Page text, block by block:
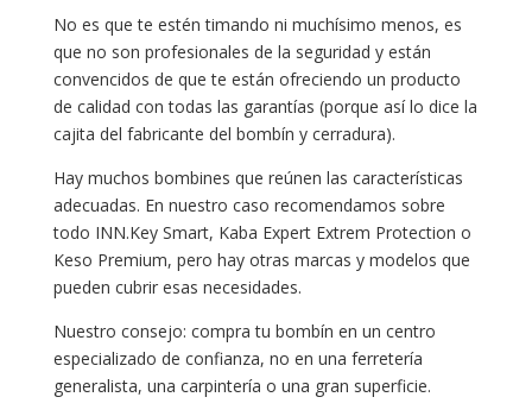
No es que te estén timando ni muchísimo menos, es
que no son profesionales de la seguridad y están
convencidos de que te están ofreciendo un producto
de calidad con todas las garantías (porque así lo dice la
cajita del fabricante del bombín y cerradura).
Hay muchos bombines que reúnen las características
adecuadas. En nuestro caso recomendamos sobre
todo INN.Key Smart, Kaba Expert Extrem Protection o
Keso Premium, pero hay otras marcas y modelos que
pueden cubrir esas necesidades.
Nuestro consejo: compra tu bombín en un centro
especializado de confianza, no en una ferretería
generalista, una carpintería o una gran superficie.